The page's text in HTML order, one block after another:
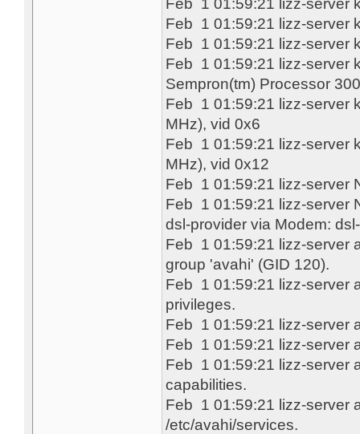
Feb 1 01:59:21 lizz-server
Feb 1 01:59:21 lizz-server
Feb 1 01:59:21 lizz-server
Feb 1 01:59:21 lizz-server
Sempron(tm) Processor
Feb 1 01:59:21 lizz-
MHz), vid 0x6
Feb 1 01:59:21 lizz-
MHz), vid 0x12
Feb 1 01:59:21 lizz-server
Feb 1 01:59:21 lizz-server
dsl-provider via Modem:
Feb 1 01:59:21 lizz-server
group 'avahi' (GID 120).
Feb 1 01:59:21 lizz-server
privileges.
Feb 1 01:59:21 lizz-server
Feb 1 01:59:21 lizz-server
Feb 1 01:59:21 lizz-server
capabilities.
Feb 1 01:59:21 lizz-server
/etc/avahi/services.